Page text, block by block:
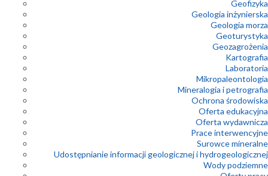
Geofizyka
Geologia inżynierska
Geologia morza
Geoturystyka
Geozagrożenia
Kartografia
Laboratoria
Mikropaleontologia
Mineralogia i petrografia
Ochrona środowiska
Oferta edukacyjna
Oferta wydawnicza
Prace interwencyjne
Surowce mineralne
Udostępnianie informacji geologicznej i hydrogeologicznej
Wody podziemne